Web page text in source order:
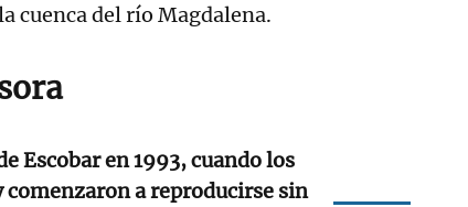
cuenca del río Magdalena.
Escobar en 1993, cuando los
a reproducirse sin